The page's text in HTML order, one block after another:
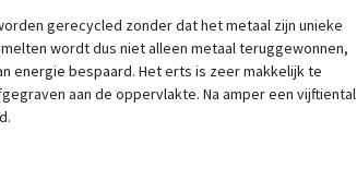
gerecycled zonder dat het metaal zijn unieke
wordt dus niet alleen metaal teruggewonnen,
energie bespaard. Het erts is zeer makkelijk te
aan de oppervlakte. Na amper een vijftiental